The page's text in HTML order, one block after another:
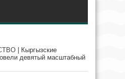
Кыргызские
девятый масштабный